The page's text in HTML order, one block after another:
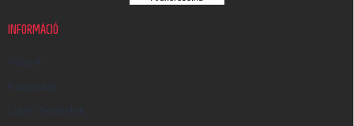
U
INFORMÁCIÓ
Rólunk
Kapcsolat
Üzleti feltételek